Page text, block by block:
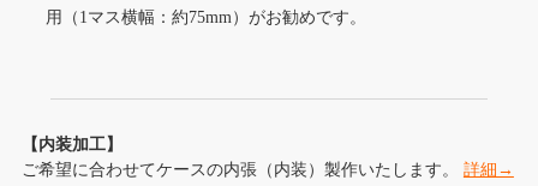
用（1マス横幅：約75mm）がお勧めです。
【内装加工】
ご希望に合わせてケースの内張（内装）製作いたします。 詳細→